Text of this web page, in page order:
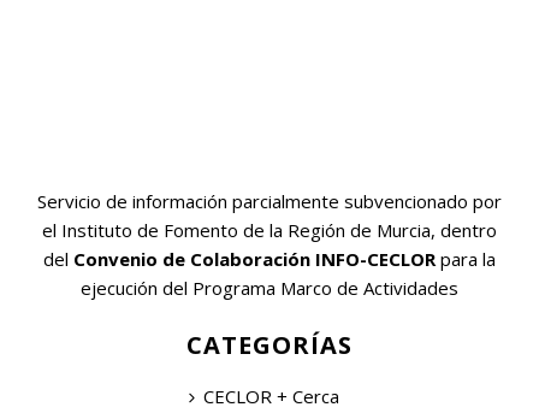
Servicio de información parcialmente subvencionado por
el Instituto de Fomento de la Región de Murcia, dentro
del Convenio de Colaboración INFO-CECLOR para la
ejecución del Programa Marco de Actividades
CATEGORÍAS
CECLOR + Cerca